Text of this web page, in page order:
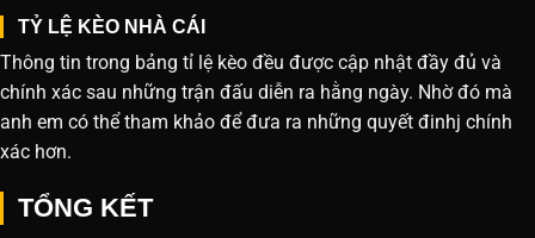
TỶ LỆ KÈO NHÀ CÁI
Thông tin trong bảng tỉ lệ kèo đều được cập nhật đầy đủ và
chính xác sau những trận đấu diễn ra hằng ngày. Nhờ đó mà
anh em có thể tham khảo để đưa ra những quyết đinhj chính
xác hơn.
TỔNG KẾT